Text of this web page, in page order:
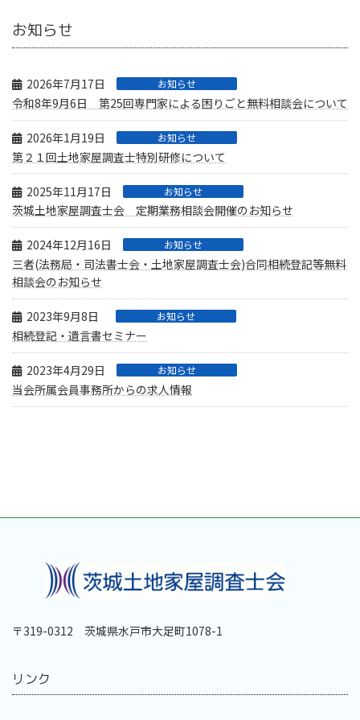
稲敷郡河内町
北相馬郡利根町
猿島郡境町
猿島郡五霞町
坂東市
桜川市
常総市
北茨城市
久慈郡大子町
常陸大宮市
お知らせ
2026年7月17日 お知らせ
令和8年9月6日 第25回専門家による困りごと無料相談会について
2026年1月19日 お知らせ
第２１回土地家屋調査士特別研修について
2025年11月17日 お知らせ
茨城土地家屋調査士会 定期業務相談会開催のお知らせ
2024年12月16日 お知らせ
三者(法務局・司法書士会・土地家屋調査士会)合同相続登記等無料
相談会のお知らせ
2023年9月8日 お知らせ
相続登記・遺言書セミナー
2023年4月29日 お知らせ
当会所属会員事務所からの求人情報
〒319-0312 茨城県水戸市大足町1078-1
リンク